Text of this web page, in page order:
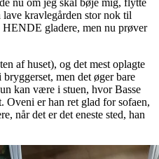
lave kravlegården stor nok til
gladere, men nu prøver
af huset), og det mest oplagte
men det øger bare
kan være i stuen, hvor Basse
Oveni er han ret glad for sofaen,
når det er det eneste sted, han